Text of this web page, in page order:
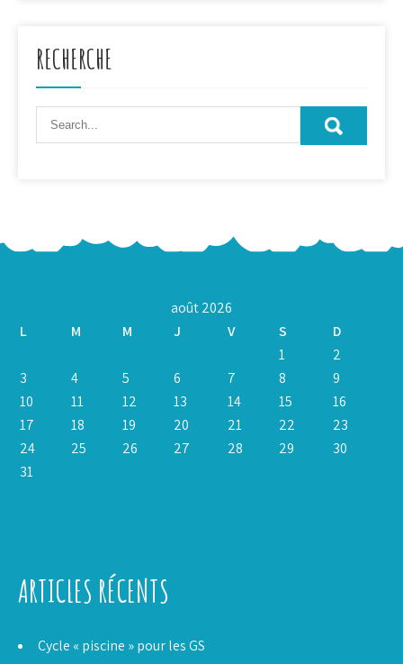
RECHERCHE
août 2026
L
M M J V S
D
1
2
3
4 5 6 7 8
9
10
11 12 13 14 15
16
17
18 19 20 21 22
23
24
25 26 27 28 29
30
31
ARTICLES RÉCENTS
Cycle « piscine » pour les GS